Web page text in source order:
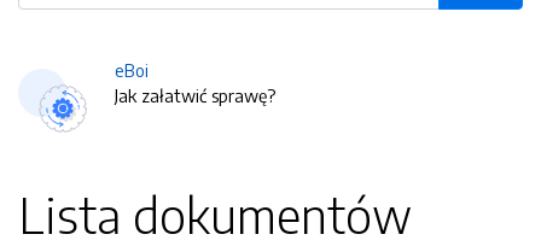
eBoi
Jak załatwić sprawę?
Lista dokumentów